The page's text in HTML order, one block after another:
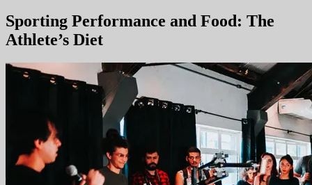
Sporting Performance and Food: The
Athlete’s Diet